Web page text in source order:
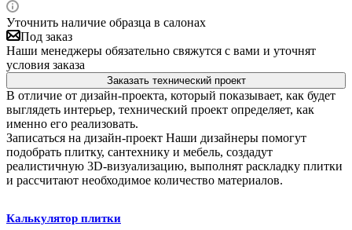
Уточнить наличие образца в салонах
Под заказ
Наши менеджеры обязательно свяжутся с вами и уточнят
условия заказа
Заказать технический проект
В отличие от дизайн-проекта, который показывает, как будет
выглядеть интерьер, технический проект определяет, как
именно его реализовать.
Записаться на дизайн-проект Наши дизайнеры помогут
подобрать плитку, сантехнику и мебель, создадут
реалистичную 3D-визуализацию, выполнят раскладку плитки
и рассчитают необходимое количество материалов.
Калькулятор плитки